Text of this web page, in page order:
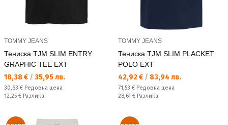
TOMMY JEANS
Тениска TJM SLIM ENTRY
GRAPHIC TEE EXT
Текуща цена:
18,38 € / 35,95 лв.
Редовна цена:
30,63 € Редовна цена
Спестявате:
12,25 € Разлика
TOMMY JEANS
Тениска TJM SLIM PLACKET
POLO EXT
Текуща цена:
42,92 € / 83,94 лв.
Редовна цена:
71,53 € Редовна цена
Спестявате:
28,61 € Разлика